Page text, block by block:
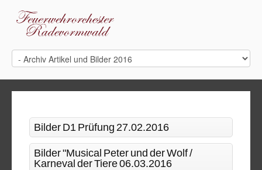
Bilder D1 Prüfung 27.02.2016
Bilder "Musical Peter und der Wolf /
Karneval der Tiere 06.03.2016